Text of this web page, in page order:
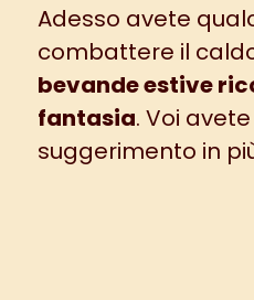
Adesso avete
combattere il
bevande estive
fantasia. Voi
suggerimento in